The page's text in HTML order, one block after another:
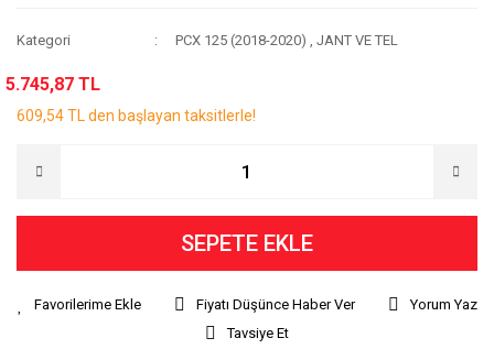
Kategori PCX 125 (2018-2020) ,JANT VE TEL
5.745,87 TL
609,54 TL den başlayan taksitlerle!
SEPETE EKLE
Fiyatı Düşünce Haber Ver
Yorum Yaz
Tavsiye Et